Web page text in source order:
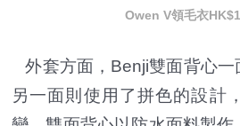
Owen V領毛衣
外套方面，Benji雙面背心一
另一面則使用了拼色的設計